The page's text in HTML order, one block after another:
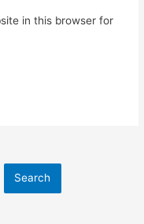
in this browser for
Search